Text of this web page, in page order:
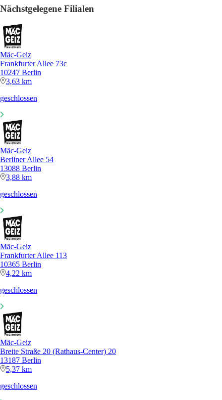
Nächstgelegene Filialen
Mäc-Geiz
Frankfurter Allee 73c
10247 Berlin
3,63 km
geschlossen
Mäc-Geiz
Berliner Allee 54
13088 Berlin
3,88 km
geschlossen
Mäc-Geiz
Frankfurter Allee 113
10365 Berlin
4,22 km
geschlossen
Mäc-Geiz
Breite Straße 20 (Rathaus-Center) 20
13187 Berlin
5,37 km
geschlossen